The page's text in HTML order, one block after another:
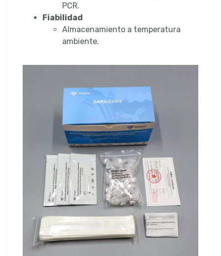
PCR.
Fiabilidad
Almacenamiento a temperatura
ambiente.